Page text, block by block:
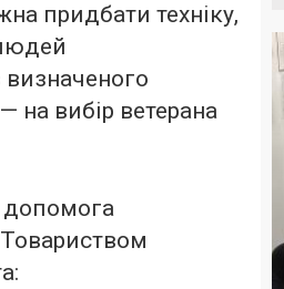
придбати техніку,
визначеного
на вибір ветерана
допомога